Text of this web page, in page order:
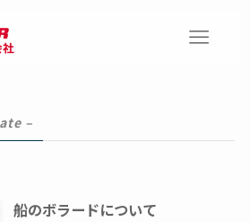
–
船のボラードについて